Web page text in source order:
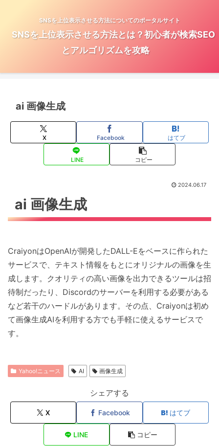
SNSを上位表示させる方法についてのポータルサイト
SNSを上位表示させる方法とは？初心者が検索SEO
とアルゴリズムを攻略
ai 画像生成
X Facebook はてブ
LINE コピー
2024.06.17
ai 画像生成
CraiyonはOpenAIが開発したDALL-Eをベースに作られた
サービスで、テキスト情報をもとにオリジナルの画像を生
成します。クオリティの高い画像を出力できるツールは招
待制だったり、Discordのサーバーを利用する必要がある
など若干のハードルがあります。その点、Craiyonは初め
て画像生成AIを利用する方でも手軽に使えるサービスで
す。
Yahoo!ニュース AI 画像生成
シェアする
X Facebook はてブ
LINE コピー